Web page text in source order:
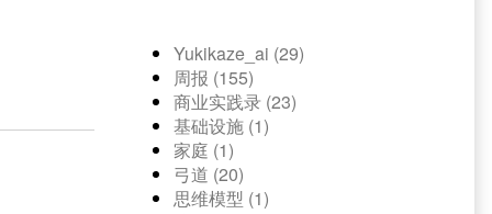
Yukikaze_ai (29)
周报 (155)
商业实践录 (23)
基础设施 (1)
家庭 (1)
弓道 (20)
思维模型 (1)